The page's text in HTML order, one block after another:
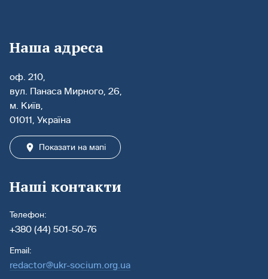
Наша адреса
оф. 210,
вул. Панаса Мирного, 26,
м. Київ,
01011, Україна
Показати на мапі
Наші контакти
Телефон:
+380 (44) 501-50-76
Email:
redactor@ukr-socium.org.ua